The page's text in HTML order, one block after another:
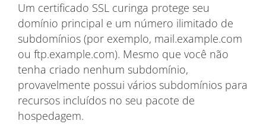
Um certificado SSL curinga protege seu
domínio principal e um número ilimitado de
subdomínios (por exemplo, mail.example.com
ou ftp.example.com). Mesmo que você não
tenha criado nenhum subdomínio,
provavelmente possui vários subdomínios para
recursos incluídos no seu pacote de
hospedagem.